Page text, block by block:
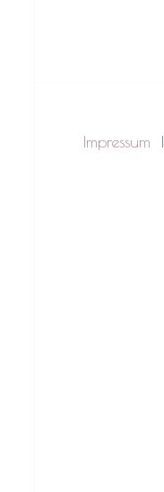
Impressum